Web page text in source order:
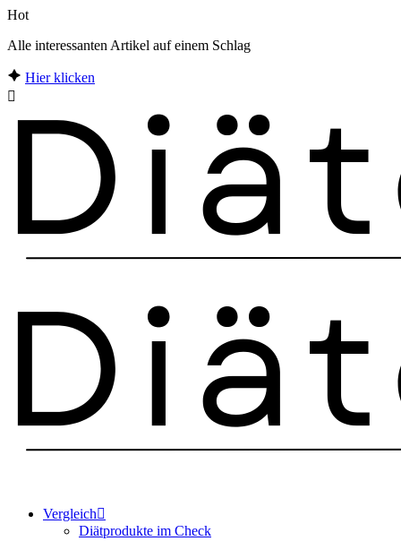
Hot
Alle interessanten Artikel auf einem Schlag
Hier klicken
Vergleich
Diätprodukte im Check